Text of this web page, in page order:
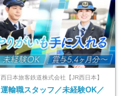
西日本旅客鉄道株式会社【JR西日本】
運輸職スタッフ／未経験OK／